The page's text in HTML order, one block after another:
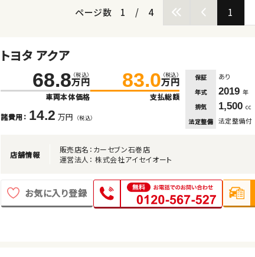
ページ数 1 / 4 1
トヨタ アクア
68.8 （税込）
万円
車両本体価格
83.0 （税込）
万円
支払総額
諸費用： 14.2 万円 （税込）
保証 あり
年式 2019 年
排気
1,500 cc
法定整備 法定整備付
店舗情報
販売店名：カーセブン石巻店
運営法人： 株式会社アイセイオート
お気に入り登録